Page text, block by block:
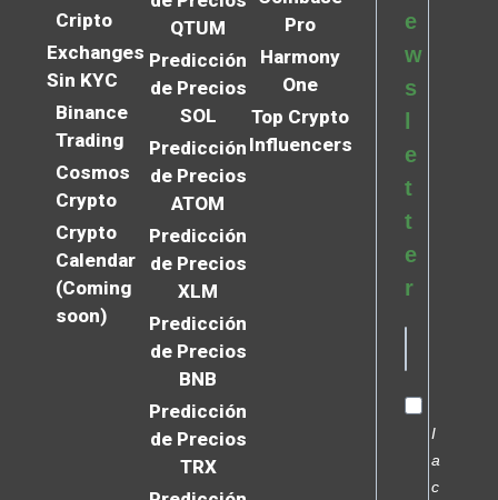
Cripto
Exchanges
Sin KYC
Binance
Trading
Cosmos
Crypto
Crypto
Calendar
(Coming
soon)
QTUM
Predicción
de Precios
SOL
Predicción
de Precios
ATOM
Predicción
de Precios
XLM
Predicción
de Precios
BNB
Predicción
de Precios
TRX
Pro
Harmony
One
Top Crypto
Influencers
e
w
s
l
e
t
t
e
r
I
a
c